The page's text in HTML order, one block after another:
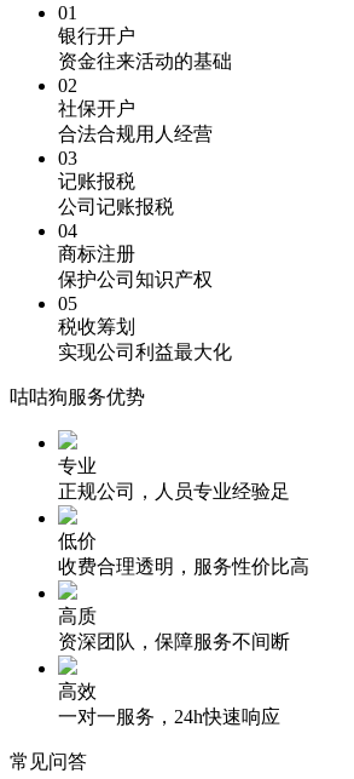
01
银行开户
资金往来活动的基础
02
社保开户
合法合规用人经营
03
记账报税
公司记账报税
04
商标注册
保护公司知识产权
05
税收筹划
实现公司利益最大化
咕咕狗服务优势
专业
正规公司，人员专业经验足
低价
收费合理透明，服务性价比高
高质
资深团队，保障服务不间断
高效
一对一服务，24h快速响应
常见问答